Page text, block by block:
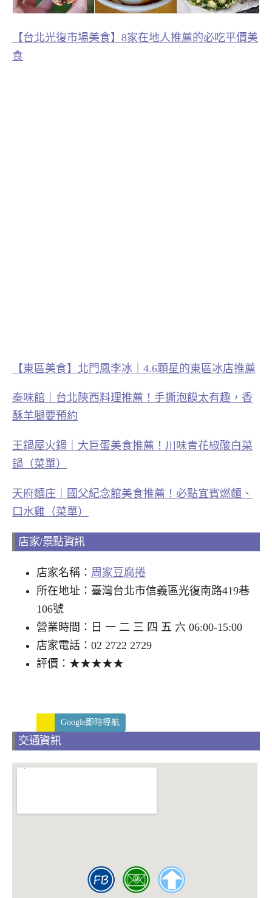
【台北光復市場美食】8家在地人推薦的必吃平價美
食
【東區美食】北門鳳李冰｜4.6顆星的東區冰店推薦
秦味館｜台北陝西料理推薦！手撕泡饃太有趣，香
酥羊腿要預約
王鍋屋火鍋｜大巨蛋美食推薦！川味青花椒酸白菜
鍋（菜單）
天府麵庄｜國父紀念館美食推薦！必點宜賓燃麵、
口水雞（菜單）
店家/景點資訊
店家名稱： 周家豆腐捲
所在地址：臺灣台北市信義區光復南路419巷
106號
營業時間：日 一 二 三 四 五 六 06:00-15:00
店家電話：02 2722 2729
評價：★★★★★
Google即時導航
交通資訊